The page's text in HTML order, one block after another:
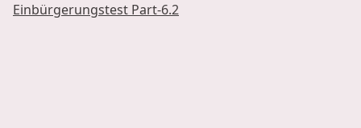
Einbürgerungstest Part-6.2